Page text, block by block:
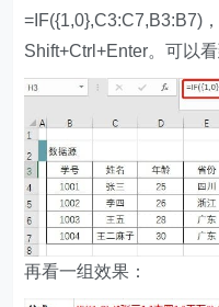
=IF({1,0},C3:C7,B3:B7)
Shift+Ctrl+Enter。可以
再看一组效果：